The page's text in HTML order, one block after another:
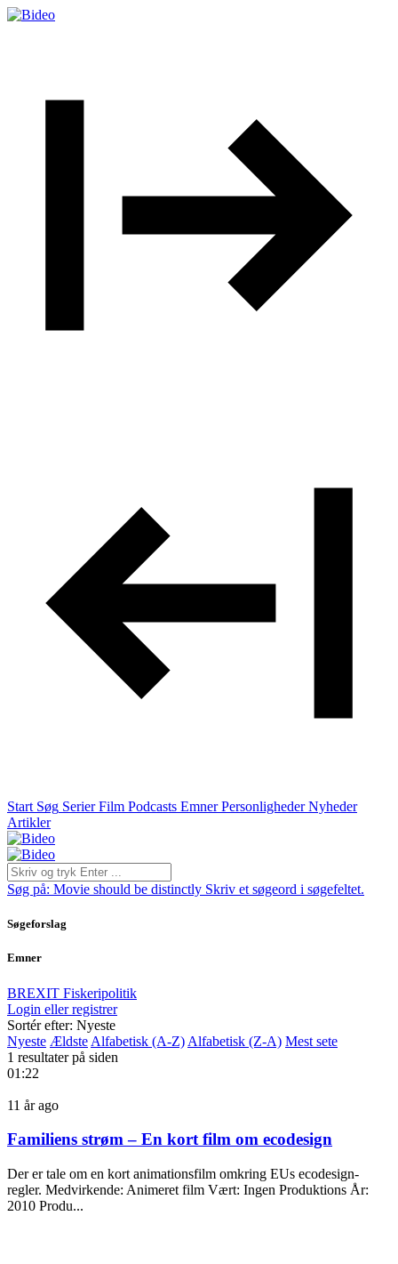
Start Søg Serier Film Podcasts Emner Personligheder Nyheder
Artikler
Søg på: Movie should be distinctly Skriv et søgeord i søgefeltet.
Søgeforslag
Emner
BREXIT Fiskeripolitik
Login eller registrer
Sortér efter: Nyeste
Nyeste Ældste Alfabetisk (A-Z) Alfabetisk (Z-A) Mest sete
1 resultater på siden
01:22
11 år ago
Familiens strøm – En kort film om ecodesign
Der er tale om en kort animationsfilm omkring EUs ecodesign-
regler. Medvirkende: Animeret film Vært: Ingen Produktions År:
2010 Produ...